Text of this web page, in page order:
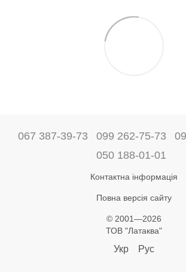
067 387-39-73 099 262-75-73
050 188-01-01
Контактна інформація
Повна версія сайту
© 2001—2026
ТОВ "Латаква"
Укр Рус